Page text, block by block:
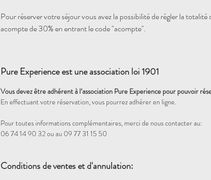
Pour réserver votre séjour vous avez la possibilité de régler la
acompte de 30% en entrant le code "acompte".
Pure Experience est une association loi 1901
Vous devez être adhérent à l’association Pure Experience pour pouvoir
En effectuant votre réservation, vous pourrez adhérer en ligne.
Pour toutes informations complémentaires, merci de nous contacter au:
06 74 14 90 32 ou au 09 77 31 15 50
Conditions de ventes et d'annulation: